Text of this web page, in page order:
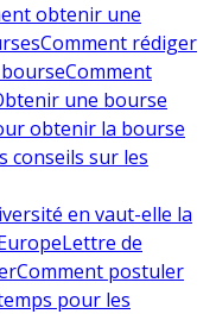
obtenir une
Comment rédiger
Comment
une bourse
obtenir la bourse
conseils sur les
en vaut-elle la
Lettre de
Comment postuler
pour les